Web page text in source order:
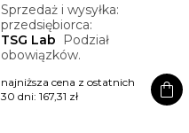
Sprzedaż i wysyłka:
przedsiębiorca:
TSG Lab
Podział
obowiązków.
najniższa cena z ostatnich
30 dni: 167,31 zł shopping_bag